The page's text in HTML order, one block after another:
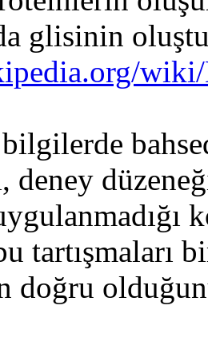
glisinin
tartışmaları
doğru